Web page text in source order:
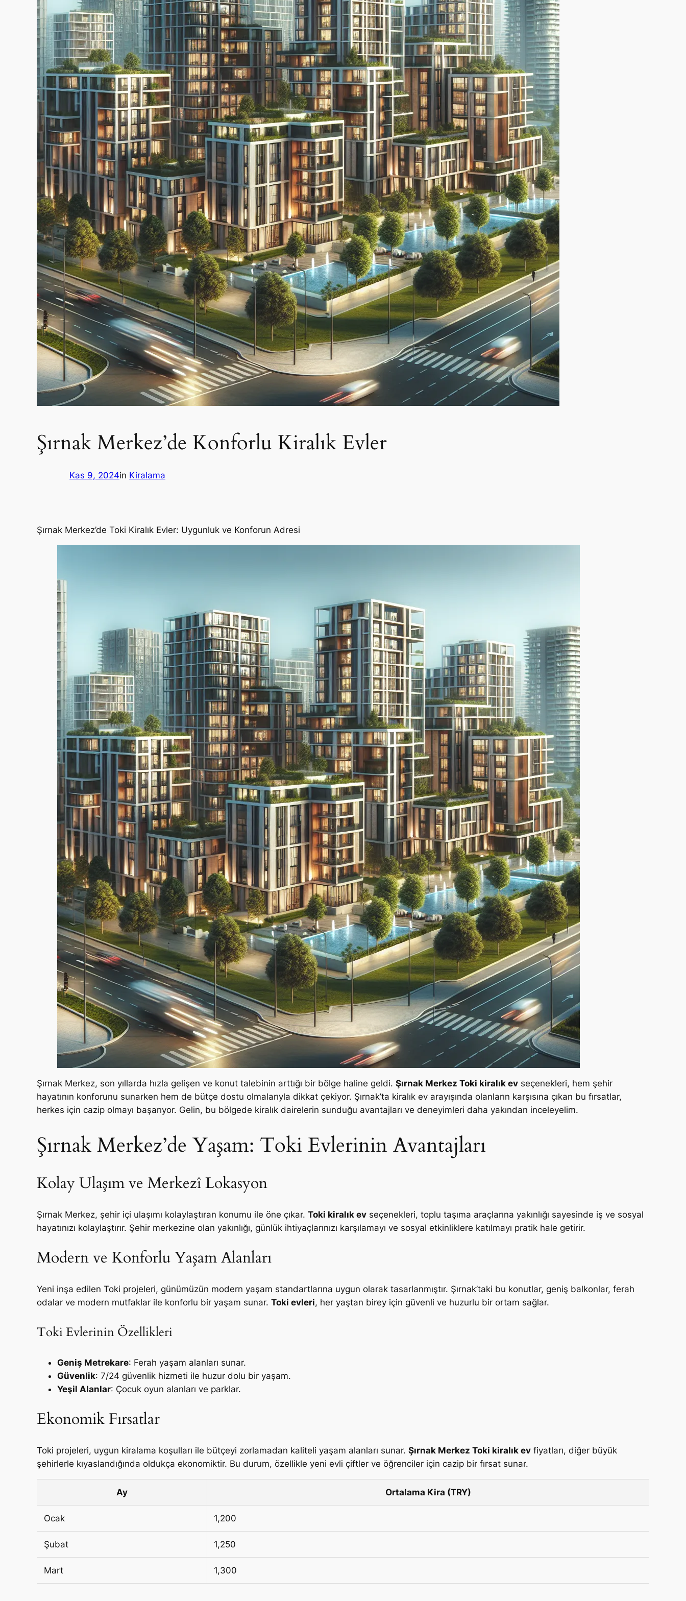
Şırnak Merkez’de Konforlu Kiralık Evler
Kas 9, 2024in Kiralama
Şırnak Merkez’de Toki Kiralık Evler: Uygunluk ve Konforun Adresi
Şırnak Merkez, son yıllarda hızla gelişen ve konut talebinin arttığı bir bölge haline geldi. Şırnak Merkez Toki kiralık ev seçenekleri, hem şehir
hayatının konforunu sunarken hem de bütçe dostu olmalarıyla dikkat çekiyor. Şırnak’ta kiralık ev arayışında olanların karşısına çıkan bu fırsatlar,
herkes için cazip olmayı başarıyor. Gelin, bu bölgede kiralık dairelerin sunduğu avantajları ve deneyimleri daha yakından inceleyelim.
Şırnak Merkez’de Yaşam: Toki Evlerinin Avantajları
Kolay Ulaşım ve Merkezî Lokasyon
Şırnak Merkez, şehir içi ulaşımı kolaylaştıran konumu ile öne çıkar. Toki kiralık ev seçenekleri, toplu taşıma araçlarına yakınlığı sayesinde iş ve sosyal
hayatınızı kolaylaştırır. Şehir merkezine olan yakınlığı, günlük ihtiyaçlarınızı karşılamayı ve sosyal etkinliklere katılmayı pratik hale getirir.
Modern ve Konforlu Yaşam Alanları
Yeni inşa edilen Toki projeleri, günümüzün modern yaşam standartlarına uygun olarak tasarlanmıştır. Şırnak’taki bu konutlar, geniş balkonlar, ferah
odalar ve modern mutfaklar ile konforlu bir yaşam sunar. Toki evleri, her yaştan birey için güvenli ve huzurlu bir ortam sağlar.
Toki Evlerinin Özellikleri
Geniş Metrekare: Ferah yaşam alanları sunar.
Güvenlik: 7/24 güvenlik hizmeti ile huzur dolu bir yaşam.
Yeşil Alanlar: Çocuk oyun alanları ve parklar.
Ekonomik Fırsatlar
Toki projeleri, uygun kiralama koşulları ile bütçeyi zorlamadan kaliteli yaşam alanları sunar. Şırnak Merkez Toki kiralık ev fiyatları, diğer büyük
şehirlerle kıyaslandığında oldukça ekonomiktir. Bu durum, özellikle yeni evli çiftler ve öğrenciler için cazip bir fırsat sunar.
Ay Ortalama Kira (TRY)
Ocak 1,200
Şubat 1,250
Mart 1,300